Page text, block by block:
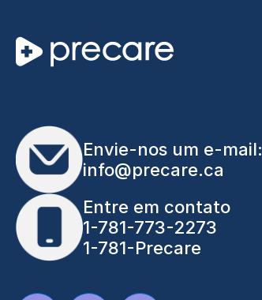
Envie-nos um e-mail:
info@precare.ca
Entre em contato
1-781-773-2273
1-781-Precare